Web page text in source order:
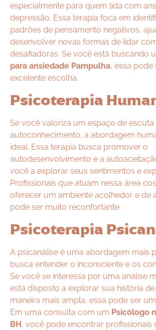
especialmente para quem lida com
depressão. Essa terapia foca em
padrões de pensamento negativos,
desenvolver novas formas de lidar
desafiadoras. Se você está buscando
para ansiedade Pampulha, essa pode
excelente escolha.
Psicoterapia
Se você valoriza um espaço de
autoconhecimento, a abordagem
ideal. Essa terapia busca promover o
autodesenvolvimento e a
você a explorar seus sentimentos e
Profissionais que atuam nessa área
oferecer um ambiente acolhedor e de
pode ser muito reconfortante.
Psicoterapia
A psicanálise é uma abordagem mais
busca entender o inconsciente e os
Se você se interessa por uma análise
está disposto a explorar sua história
maneira mais ampla, essa pode ser
Em uma consulta com um Psicólogo
BH , você pode encontrar profissionais